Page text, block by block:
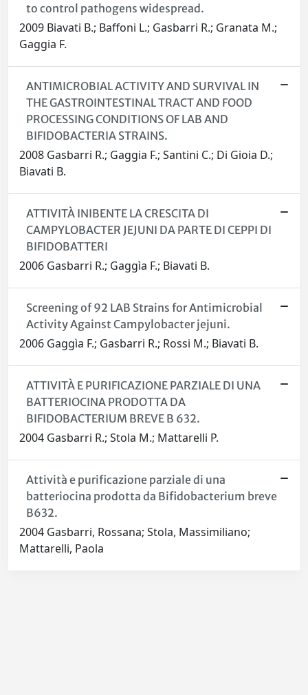
to control pathogens widespread.
2009 Biavati B.; Baffoni L.; Gasbarri R.; Granata M.;
Gaggia F.
ANTIMICROBIAL ACTIVITY AND SURVIVAL IN
THE GASTROINTESTINAL TRACT AND FOOD
PROCESSING CONDITIONS OF LAB AND
BIFIDOBACTERIA STRAINS.
2008 Gasbarri R.; Gaggia F.; Santini C.; Di Gioia D.;
Biavati B.
ATTIVITÀ INIBENTE LA CRESCITA DI
CAMPYLOBACTER JEJUNI DA PARTE DI CEPPI DI
BIFIDOBATTERI
2006 Gasbarri R.; Gaggìa F.; Biavati B.
Screening of 92 LAB Strains for Antimicrobial
Activity Against Campylobacter jejuni.
2006 Gaggìa F.; Gasbarri R.; Rossi M.; Biavati B.
ATTIVITÀ E PURIFICAZIONE PARZIALE DI UNA
BATTERIOCINA PRODOTTA DA
BIFIDOBACTERIUM BREVE B 632.
2004 Gasbarri R.; Stola M.; Mattarelli P.
Attività e purificazione parziale di una
batteriocina prodotta da Bifidobacterium breve
B632.
2004 Gasbarri, Rossana; Stola, Massimiliano;
Mattarelli, Paola